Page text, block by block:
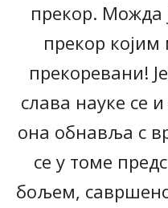
прекор. Можда
прекор
прекоревани!
слава науке се
она обнавља с
се у томе
бољем,